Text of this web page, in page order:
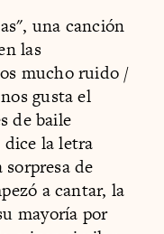
una canción
las
mucho ruido /
gusta el
de baile
la letra
de
a cantar, la
mayoría por